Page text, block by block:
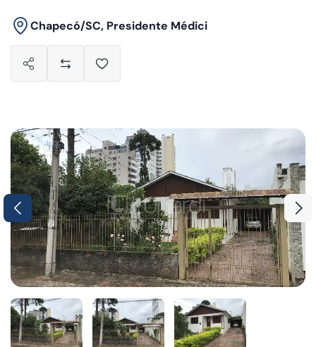
Chapecó/SC, Presidente Médici